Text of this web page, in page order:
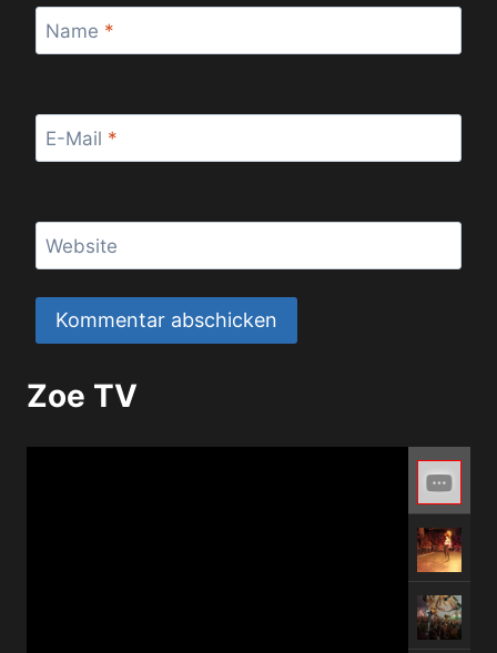
Name *
E-Mail *
Website
Zoe TV